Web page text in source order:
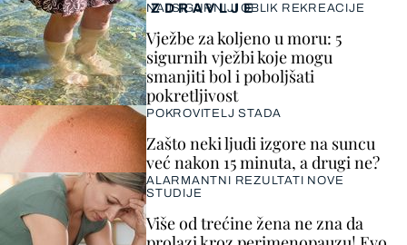
ZDRAVLJE
NAJSIGURNIJI OBLIK REKREACIJE
Vježbe za koljeno u moru: 5
sigurnih vježbi koje mogu
smanjiti bol i poboljšati
pokretljivost
POKROVITELJ STADA
Zašto neki ljudi izgore na suncu
već nakon 15 minuta, a drugi ne?
ALARMANTNI REZULTATI NOVE
STUDIJE
Više od trećine žena ne zna da